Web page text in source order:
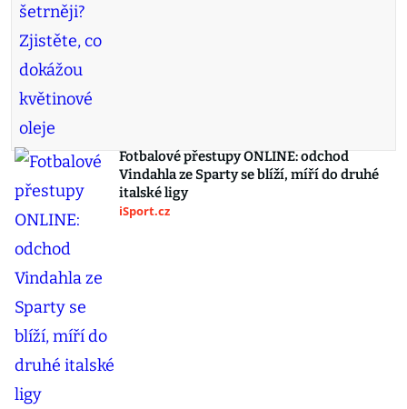
Fotbalové přestupy ONLINE: odchod
Vindahla ze Sparty se blíží, míří do druhé
italské ligy
iSport.cz